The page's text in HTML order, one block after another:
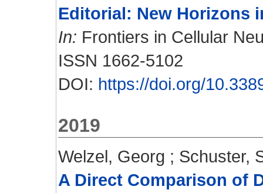
Editorial: New Horizons
In: Frontiers in Cellular
ISSN 1662-5102
DOI: https://doi.org/
2019
Welzel, Georg ; Schuster,
A Direct Comparison of